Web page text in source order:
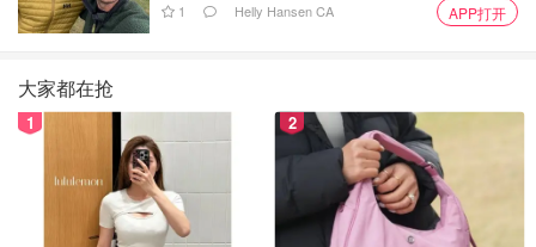
1 Helly Hansen CA APP打开
大家都在抢
1 2